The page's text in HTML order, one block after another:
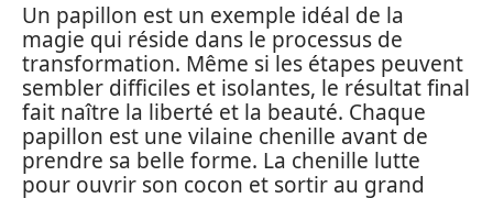
Un papillon est un exemple idéal de la
magie qui réside dans le processus de
transformation. Même si les étapes peuvent
sembler difficiles et isolantes, le résultat final
fait naître la liberté et la beauté. Chaque
papillon est une vilaine chenille avant de
prendre sa belle forme. La chenille lutte
pour ouvrir son cocon et sortir au grand